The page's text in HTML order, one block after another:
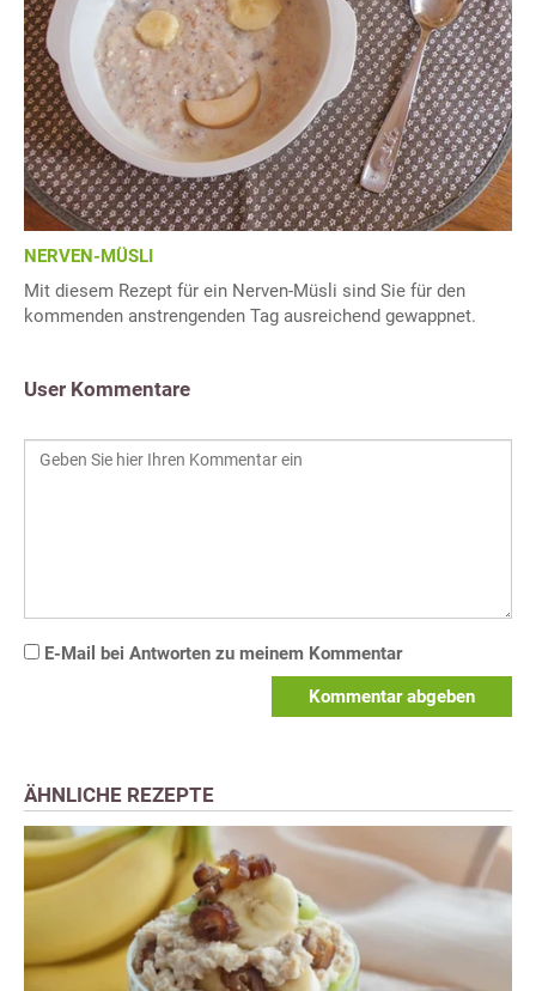
NERVEN-MÜSLI
Mit diesem Rezept für ein Nerven-Müsli sind Sie für den
kommenden anstrengenden Tag ausreichend gewappnet.
User Kommentare
E-Mail bei Antworten zu meinem Kommentar
Kommentar abgeben
ÄHNLICHE REZEPTE